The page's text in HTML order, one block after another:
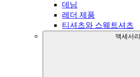
데님
레더 제품
티셔츠와 스웨트셔츠
액세서리